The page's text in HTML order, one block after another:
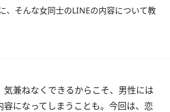
、そんな女同士のLINEの内容について教
気兼ねなくできるからこそ、男性には
容になってしまうことも。今回は、恋